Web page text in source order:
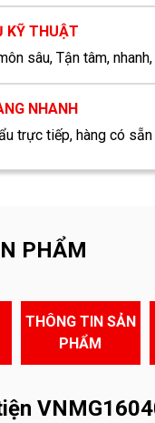
KỸ THUẬT
sâu, Tận tâm,
NHANH
trực tiếp, hàng có sẵn
PHẨM
THÔNG TIN SẢN
PHẨM